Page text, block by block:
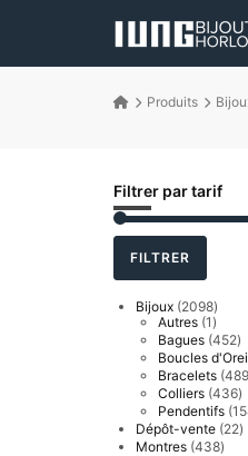
Produits
Filtrer par tarif
FILTRER
Bijoux 20982098
Autres 1 1
produit
Bagues 452
Boucles
Bracelets 489
Colliers 436
Pendentifs
Dépôt-vente 2222
Montres 438438